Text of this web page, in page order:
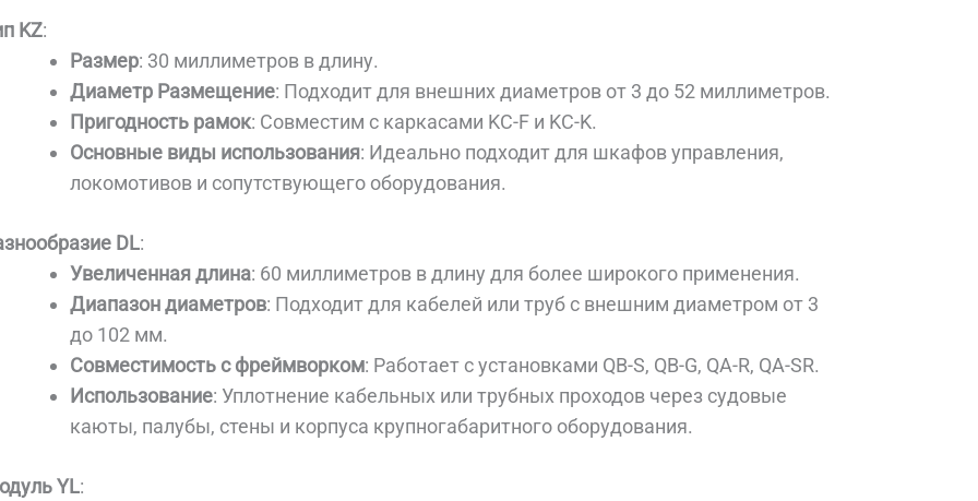
KZ:
Размер: 30 миллиметров в длину.
Диаметр Размещение: Подходит для внешних диаметров от 3 до 52 миллиметров.
Пригодность рамок: Совместим с каркасами KC-F и KC-K.
Основные виды использования: Идеально подходит для шкафов управления,
локомотивов и сопутствующего оборудования.
DL:
Увеличенная длина: 60 миллиметров в длину для более широкого применения.
Диапазон диаметров: Подходит для кабелей или труб с внешним диаметром от 3
до 102 мм.
Совместимость с фреймворком: Работает с установками QB-S, QB-G, QA-R, QA-SR.
Использование: Уплотнение кабельных или трубных проходов через судовые
каюты, палубы, стены и корпуса крупногабаритного оборудования.
YL: